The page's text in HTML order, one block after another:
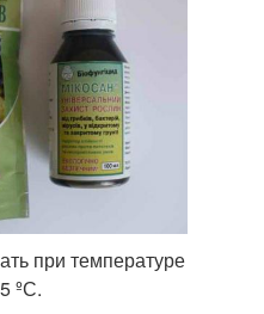
при температуре
ºС.